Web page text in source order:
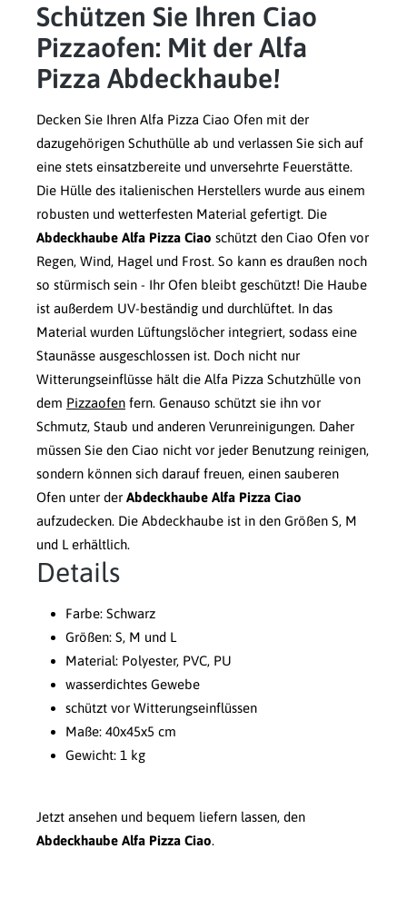
Schützen Sie Ihren Ciao
Pizzaofen: Mit der Alfa
Pizza Abdeckhaube!
Decken Sie Ihren Alfa Pizza Ciao Ofen mit der
dazugehörigen Schuthülle ab und verlassen Sie sich auf
eine stets einsatzbereite und unversehrte Feuerstätte.
Die Hülle des italienischen Herstellers wurde aus einem
robusten und wetterfesten Material gefertigt. Die
Abdeckhaube Alfa Pizza Ciao schützt den Ciao Ofen vor
Regen, Wind, Hagel und Frost. So kann es draußen noch
so stürmisch sein - Ihr Ofen bleibt geschützt! Die Haube
ist außerdem UV-beständig und durchlüftet. In das
Material wurden Lüftungslöcher integriert, sodass eine
Staunässe ausgeschlossen ist. Doch nicht nur
Witterungseinflüsse hält die Alfa Pizza Schutzhülle von
dem Pizzaofen fern. Genauso schützt sie ihn vor
Schmutz, Staub und anderen Verunreinigungen. Daher
müssen Sie den Ciao nicht vor jeder Benutzung reinigen,
sondern können sich darauf freuen, einen sauberen
Ofen unter der Abdeckhaube Alfa Pizza Ciao
aufzudecken. Die Abdeckhaube ist in den Größen S, M
und L erhältlich.
Details
Farbe: Schwarz
Größen: S, M und L
Material: Polyester, PVC, PU
wasserdichtes Gewebe
schützt vor Witterungseinflüssen
Maße: 40x45x5 cm
Gewicht: 1 kg
Jetzt ansehen und bequem liefern lassen, den
Abdeckhaube Alfa Pizza Ciao.